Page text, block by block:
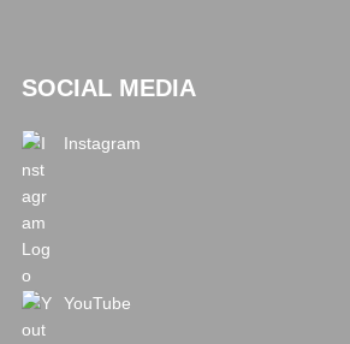
SOCIAL MEDIA
Instagram
YouTube